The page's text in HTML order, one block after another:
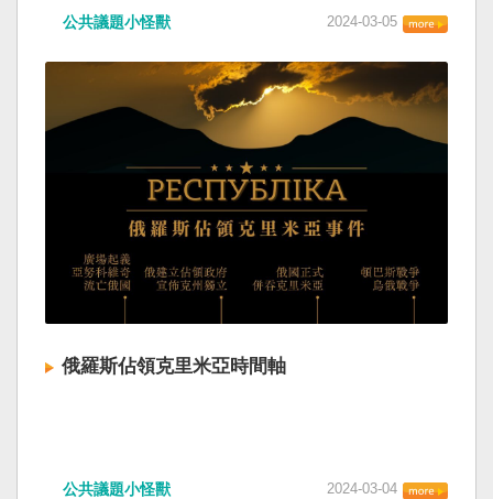
公共議題小怪獸 2024-03-05
俄羅斯佔領克里米亞時間軸
公共議題小怪獸 2024-03-04